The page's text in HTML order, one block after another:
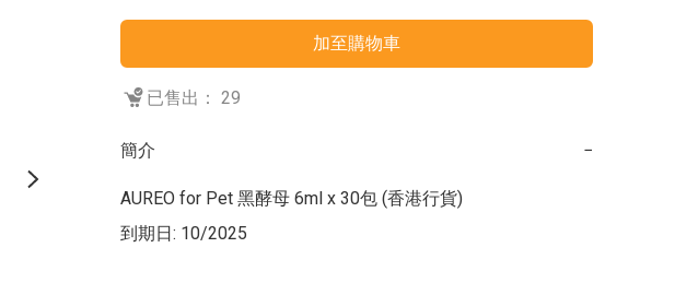
加至購物車
已售出： 29
簡介 −
AUREO for Pet 黑酵母 6ml x 30包 (香港行貨)
到期日: 10/2025